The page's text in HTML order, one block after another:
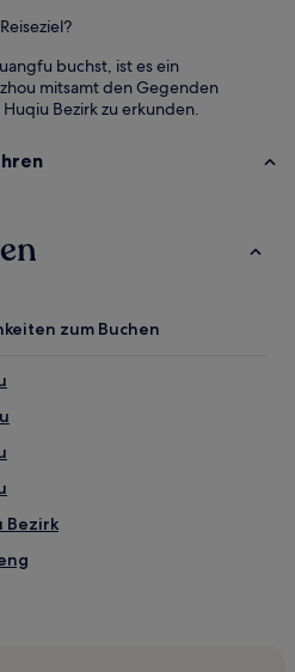
buchst, ist es ein
mitsamt den Gegenden
Bezirk zu erkunden.
zum Buchen
Bezirk